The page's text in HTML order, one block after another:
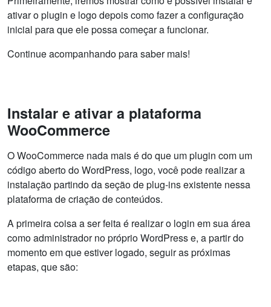
ativar o plugin e logo depois como fazer a configuração
inicial para que ele possa começar a funcionar.
Continue acompanhando para saber mais!
Instalar e ativar a plataforma
WooCommerce
O WooCommerce nada mais é do que um plugin com um
código aberto do WordPress, logo, você pode realizar a
instalação partindo da seção de plug-ins existente nessa
plataforma de criação de conteúdos.
A primeira coisa a ser feita é realizar o login em sua área
como administrador no próprio WordPress e, a partir do
momento em que estiver logado, seguir as próximas
etapas, que são: